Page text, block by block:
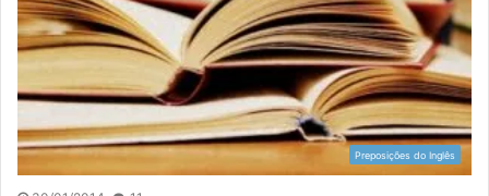
Preposições do Inglês